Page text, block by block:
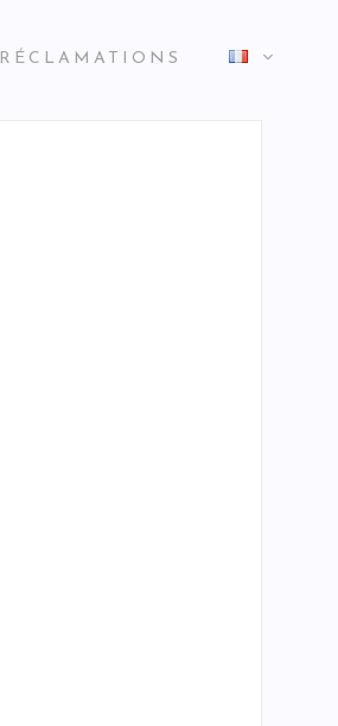
RÉCLAMATIONS